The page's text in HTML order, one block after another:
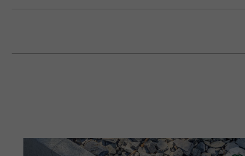
A négyzet alakú kövek lerakása